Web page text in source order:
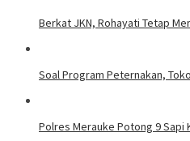
Berkat JKN, Rohayati Tetap
Soal Program Peternakan,
Polres Merauke Potong 9 Sapi